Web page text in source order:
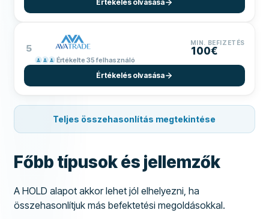
Értékelés olvasása
5
Értékelte 35 felhasználó
MIN. BEFIZETÉS
100€
Értékelés olvasása
Teljes összehasonlítás megtekintése
Főbb típusok és jellemzők
A HOLD alapot akkor lehet jól elhelyezni, ha
összehasonlítjuk más befektetési megoldásokkal.